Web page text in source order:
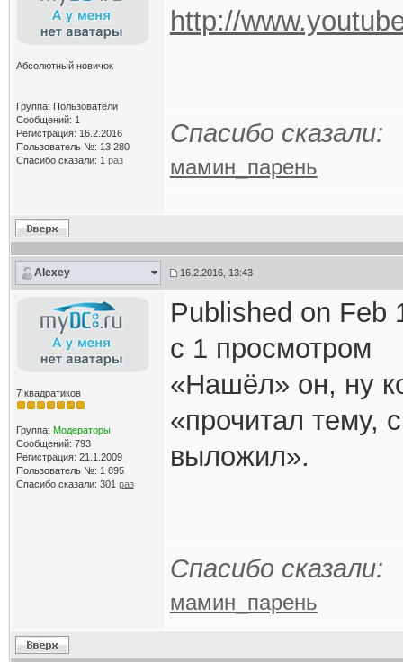
Абсолютный новичок
Группа: Пользователи
Сообщений: 1
Регистрация: 16.2.2016
Пользователь №: 13 280
Спасибо сказали: 1 раз
http://
Спасибо сказали:
мамин_парень
Alexey 16.2.2016, 13:43
7 квадратиков
Группа: Модераторы
Сообщений: 793
Регистрация: 21.1.2009
Пользователь №: 1 895
Спасибо сказали: 301 раз
Published on Feb
с 1 просмотром
«Нашёл» он, ну
«прочитал тему,
выложил».
Спасибо сказали:
мамин_парень